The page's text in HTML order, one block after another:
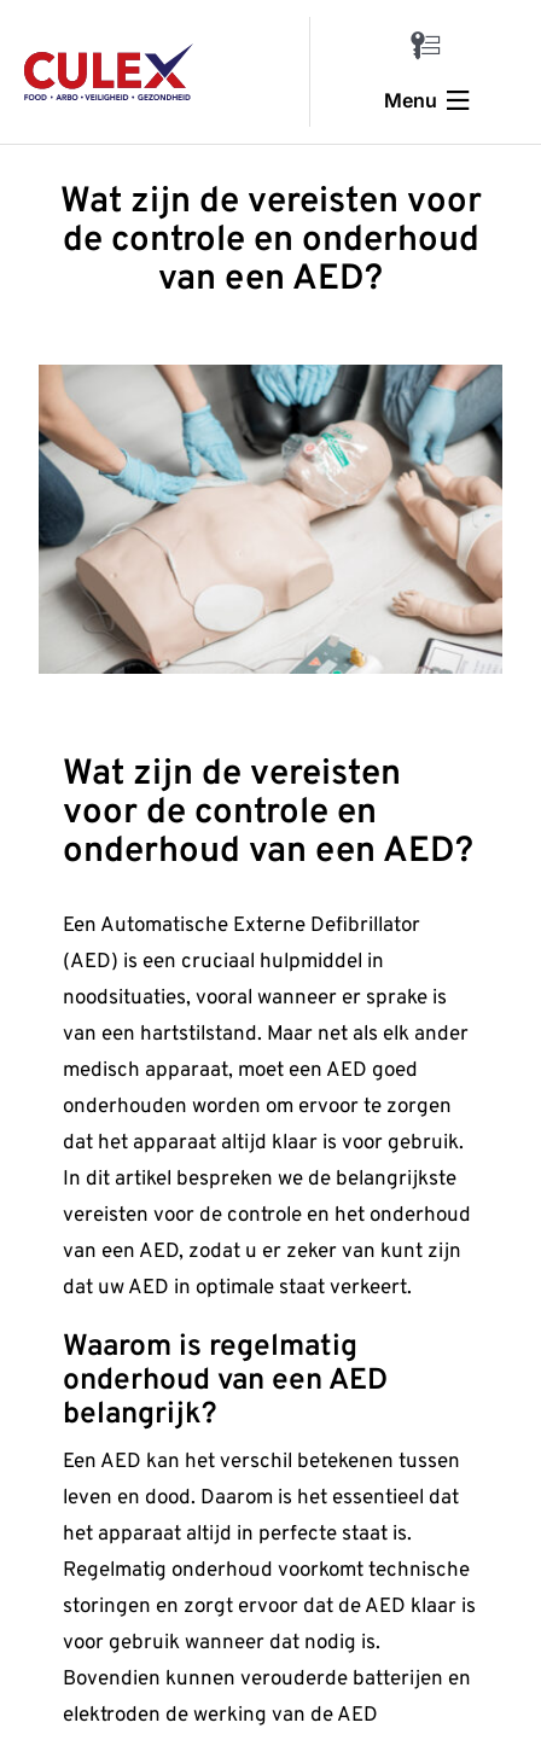
naar
inhoud
Toggle
Menu
Voedselveiligheid & pest control
Arbo & verzuim
Halal training
Over ons
Kennisbank
Contact
Aanmelden
Wat zijn de vereisten voor
de controle en onderhoud
van een AED?
Wat zijn de vereisten
voor de controle en
onderhoud van een AED?
Een Automatische Externe Defibrillator
(AED) is een cruciaal hulpmiddel in
noodsituaties, vooral wanneer er sprake is
van een hartstilstand. Maar net als elk ander
medisch apparaat, moet een AED goed
onderhouden worden om ervoor te zorgen
dat het apparaat altijd klaar is voor gebruik.
In dit artikel bespreken we de belangrijkste
vereisten voor de controle en het onderhoud
van een AED, zodat u er zeker van kunt zijn
dat uw AED in optimale staat verkeert.
Waarom is regelmatig
onderhoud van een AED
belangrijk?
Een AED kan het verschil betekenen tussen
leven en dood. Daarom is het essentieel dat
het apparaat altijd in perfecte staat is.
Regelmatig onderhoud voorkomt technische
storingen en zorgt ervoor dat de AED klaar is
voor gebruik wanneer dat nodig is.
Bovendien kunnen verouderde batterijen en
elektroden de werking van de AED